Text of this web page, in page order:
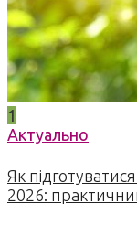
1
Актуально
Як
2026: